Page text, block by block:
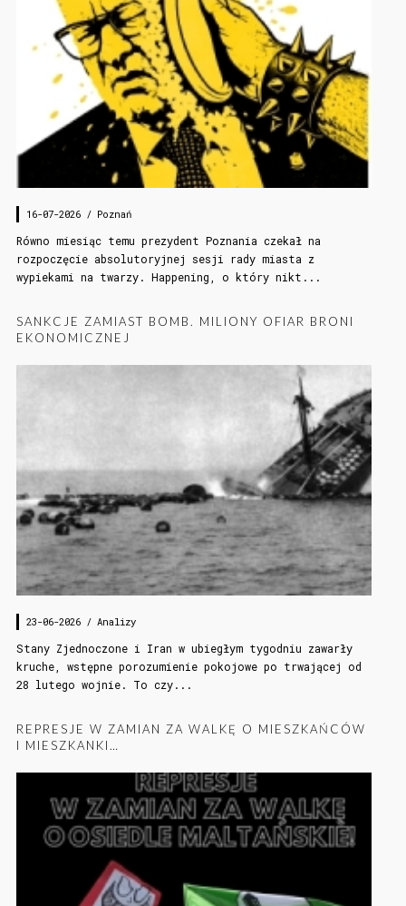
16-07-2026 / Poznań
Równo miesiąc temu prezydent Poznania czekał na
rozpoczęcie absolutoryjnej sesji rady miasta z
wypiekami na twarzy. Happening, o który nikt...
SANKCJE ZAMIAST BOMB. MILIONY OFIAR BRONI
EKONOMICZNEJ
23-06-2026 / Analizy
Stany Zjednoczone i Iran w ubiegłym tygodniu zawarły
kruche, wstępne porozumienie pokojowe po trwającej od
28 lutego wojnie. To czy...
REPRESJE W ZAMIAN ZA WALKĘ O MIESZKAŃCÓW
I MIESZKANKI…